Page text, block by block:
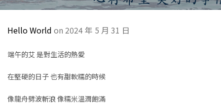
Hello World on 2024 年 5 月 31 日
端午的艾 是對生活的熱愛
在堅硬的日子 也有甜軟糯的時候
像龍舟劈波斬浪 像糯米溫潤飽滿